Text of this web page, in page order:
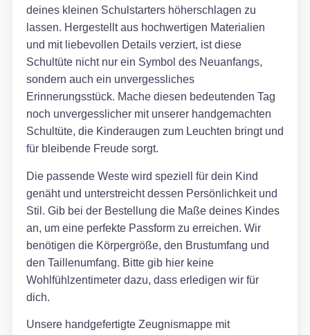
deines kleinen Schulstarters höherschlagen zu
lassen. Hergestellt aus hochwertigen Materialien
und mit liebevollen Details verziert, ist diese
Schultüte nicht nur ein Symbol des Neuanfangs,
sondern auch ein unvergessliches
Erinnerungsstück. Mache diesen bedeutenden Tag
noch unvergesslicher mit unserer handgemachten
Schultüte, die Kinderaugen zum Leuchten bringt und
für bleibende Freude sorgt.
Die passende Weste wird speziell für dein Kind
genäht und unterstreicht dessen Persönlichkeit und
Stil. Gib bei der Bestellung die Maße deines Kindes
an, um eine perfekte Passform zu erreichen. Wir
benötigen die Körpergröße, den Brustumfang und
den Taillenumfang. Bitte gib hier keine
Wohlfühlzentimeter dazu, dass erledigen wir für
dich.
Unsere handgefertigte Zeugnismappe mit